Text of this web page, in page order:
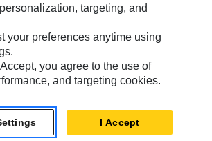
Caterpillar. Alle Rechte vorbehalten.
targeting, and
your preferences anytime using
you agree to the use of
and targeting cookies.
I Accept